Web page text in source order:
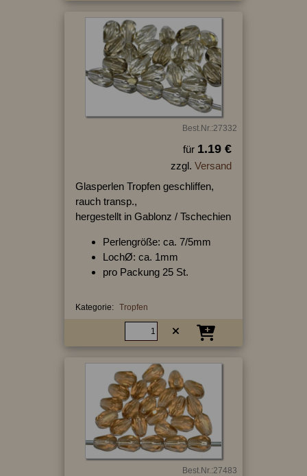
Best.Nr.:27332
für 1.19 €
zzgl. Versand
Glasperlen Tropfen geschliffen,
rauch transp.,
hergestellt in Gablonz / Tschechien
Perlengröße: ca. 7/5mm
LochØ: ca. 1mm
pro Packung 25 St.
Kategorie: Tropfen
Best.Nr.:27483